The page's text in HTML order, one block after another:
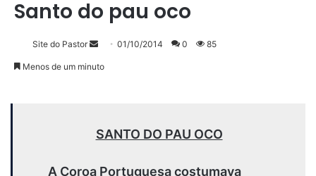
Santo do pau oco
Site do Pastor
Mande01/10/2014 0 85
Menos de um minuto
SANTO DO PAU OCO
A Coroa Portuguesa costumava